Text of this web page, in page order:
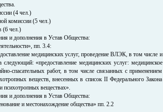
(4 чел.)
комиссии (5 чел.)
(6 чел.)
и дополнения в Устав Общества:
пп. 3.4:
медицинских услуг, проведение ВЛЭК, в том числе и
следующий: «предоставление медицинских услуг: медицинское
спасательных работ, в том числе связанных с применением
веществ, внесенных в список II Федерального Закона
психотропных веществах».
и дополнения в Устав Общества:
и местонахождение общества» пп. 2.2